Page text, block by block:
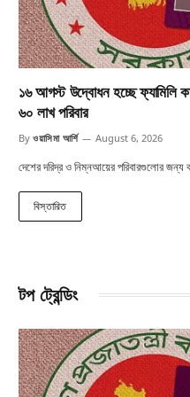
১৬ আগস্ট উদ্বোধন হচ্ছে ফ্যামিলি
৬০ লাখ পরিবার
By ওয়াসিমা আর্শি August 6, 2026
দেশের দরিদ্র ও নিম্নআয়ের পরিবারগুলোর জন্য
বিস্তারিত
টপ ট্রেন্ডিং